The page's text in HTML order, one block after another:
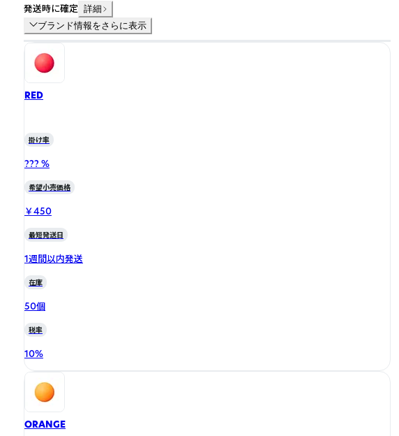
発送時に確定 詳細
ブランド情報をさらに表示
RED
掛け率
??? %
希望小売価格
￥450
最短発送日
1週間以内発送
在庫
50個
税率
10%
ORANGE